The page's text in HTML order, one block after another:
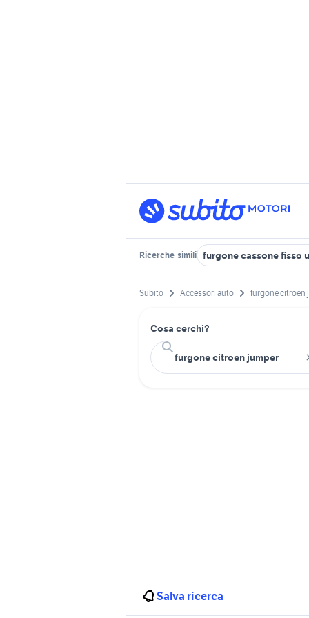
Ricerche simili furgone cassone fisso
Subito Accessori auto furgone citroen
Cosa cerchi?
Salva ricerca